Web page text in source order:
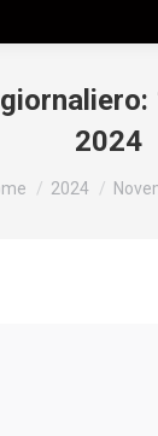
2024
sei qui:2024